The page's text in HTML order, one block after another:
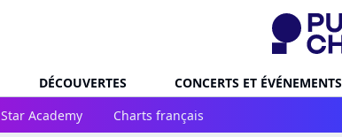
DÉCOUVERTES CONCERTS ET ÉVÉNEMENTS
Star Academy Charts français